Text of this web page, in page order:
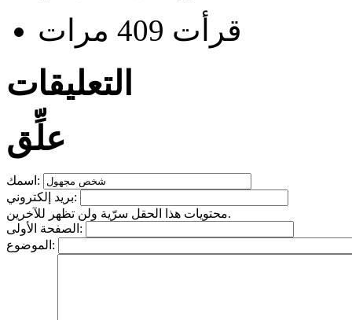
قرأت 409 مرات
التعليقات
علِّق
اسمك:
بريد إلكتروني:
محتويات هذا الحقل سرّية ولن تظهر للآخرين.
الصفحة الأولى:
الموضوع: